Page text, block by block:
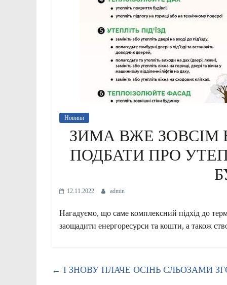
Новини
ЗИМА ВЖЕ ЗОВСІМ
ПОДБАТИ ПРО
12.11.2022 admin
Нагадуємо, що саме комплексний підхід до
заощадити енергоресурси та кошти, а також
← І ЗНОВУ ПЛАЧЕ ОСІНЬ СЛЬОЗАМИ